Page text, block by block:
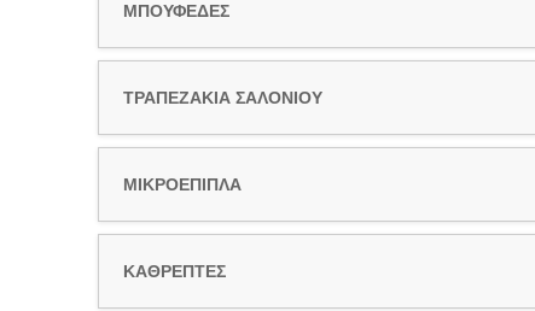
ΜΠΟΥΦΕΔΕΣ
ΤΡΑΠΕΖΑΚΙΑ ΣΑΛΟΝΙΟΥ
ΜΙΚΡΟΕΠΙΠΛΑ
ΚΑΘΡΕΠΤΕΣ